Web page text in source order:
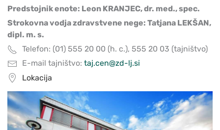
Predstojnik enote: Leon KRANJEC, dr. med., spec.
Strokovna vodja zdravstvene nege: Tatjana LEKŠAN,
dipl. m. s.
Telefon: (01) 555 20 00 (h. c.), 555 20 03 (tajništvo)
E-mail tajništvo: taj.cen@zd-lj.si
Lokacija